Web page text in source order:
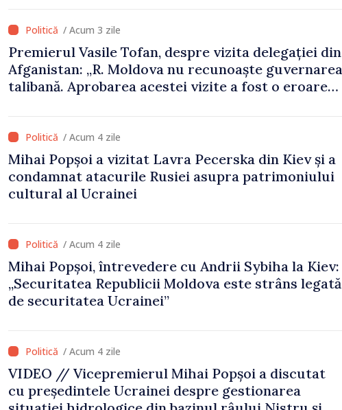
/ Acum 3 zile
Premierul Vasile Tofan, despre vizita delegației din
Afganistan: „R. Moldova nu recunoaște guvernarea
talibană. Aprobarea acestei vizite a fost o eroare
/ Acum 4 zile
Mihai Popșoi a vizitat Lavra Pecerska din Kiev și a
condamnat atacurile Rusiei asupra patrimoniului
cultural al Ucrainei
/ Acum 4 zile
Mihai Popșoi, întrevedere cu Andrii Sybiha la Kiev:
„Securitatea Republicii Moldova este strâns legată
de securitatea Ucrainei”
/ Acum 4 zile
VIDEO // Vicepremierul Mihai Popșoi a discutat
cu președintele Ucrainei despre gestionarea